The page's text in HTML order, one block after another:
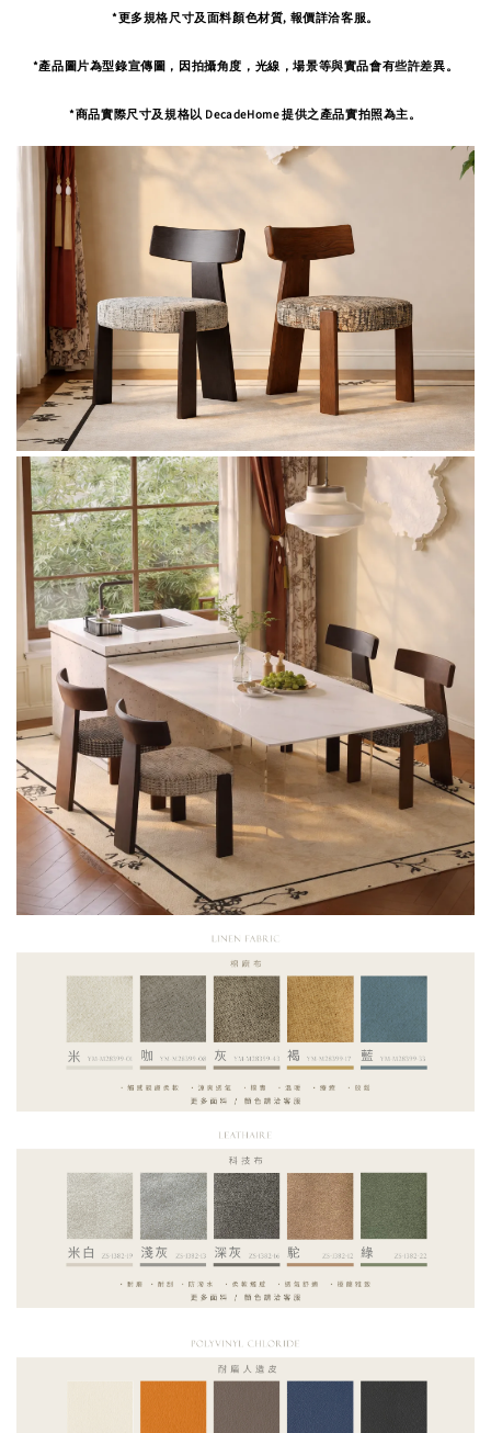
*更多規格尺寸及面料顏色材質, 報價詳洽客服。
*產品圖片為型錄宣傳圖，因拍攝角度， 光線，場景等與實品會有些許差異。
*商品實際尺寸及規格以 DecadeHome 提供之產品實拍照為主。